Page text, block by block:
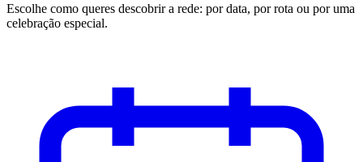
Escolhe como queres descobrir a rede: por data, por rota ou por uma
celebração especial.